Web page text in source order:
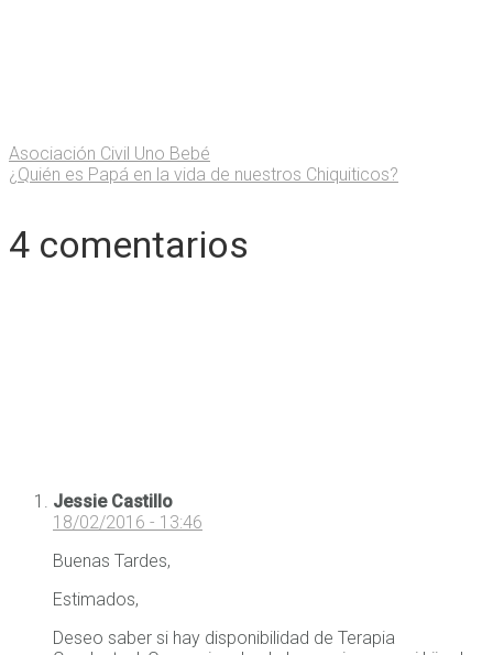
Asociación Civil Uno Bebé
¿Quién es Papá en la vida de nuestros Chiquiticos?
4 comentarios
Jessie Castillo
18/02/2016 - 13:46
Buenas Tardes,
Estimados,
Deseo saber si hay disponibilidad de Terapia